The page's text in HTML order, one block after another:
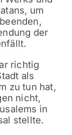
um
der
richtig
als
zu tun hat,
nicht,
in
stellte.